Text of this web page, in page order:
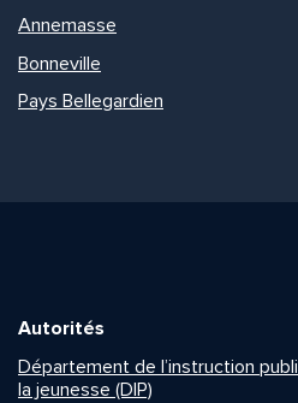
Annemasse
Bonneville
Pays Bellegardien
Autorités
Département de l’instruction
la jeunesse (DIP)